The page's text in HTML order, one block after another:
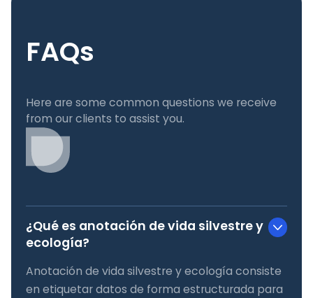
FAQs
Here are some common questions we receive
from our clients to assist you.
¿Qué es anotación de vida silvestre y
ecología?
Anotación de vida silvestre y ecología consiste
en etiquetar datos de forma estructurada para